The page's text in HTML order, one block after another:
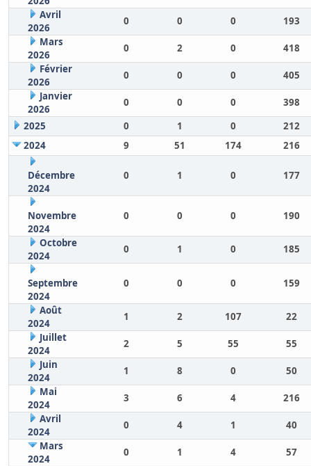
Avril
2026
0 0 0
193
Mars
2026
0 2 0
418
Février
2026
0 0 0
405
Janvier
2026
0 0 0
398
2025
0 1 0
212
2024
9 51 174 216
Décembre
2024
0 1 0 177
Novembre
2024
0 0 0 190
Octobre
2024
0 1 0 185
Septembre
2024
0 0 0 159
Août
2024
1 2 107
22
Juillet
2024
2 5 55
55
Juin
2024
1 8 0
50
Mai
2024
3 6 4
216
Avril
2024
0 4 1
40
Mars
2024
0 1 4
57